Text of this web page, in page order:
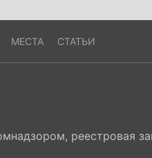
МЕСТА СТАТЬИ
реестровая